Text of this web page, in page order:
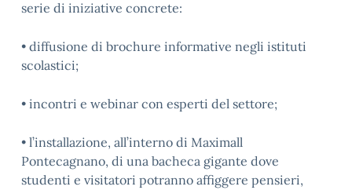
serie di iniziative concrete:
• diffusione di brochure informative negli istituti
scolastici;
• incontri e webinar con esperti del settore;
• l’installazione, all’interno di Maximall
Pontecagnano, di una bacheca gigante dove
studenti e visitatori potranno affiggere pensieri,